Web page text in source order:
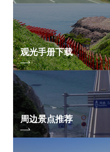
观光手册下载
周边景点推荐